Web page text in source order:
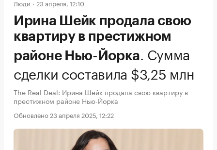
Люди 23 апреля, 12:10
Ирина Шейк продала свою
квартиру в престижном
районе Нью-Йорка. Сумма
сделки составила $3,25 млн
The Real Deal: Ирина Шейк продала свою квартиру в
престижном районе Нью-Йорка
Обновлено 23 апреля 2025, 12:22